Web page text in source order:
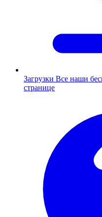
Загрузки Все наши
странице